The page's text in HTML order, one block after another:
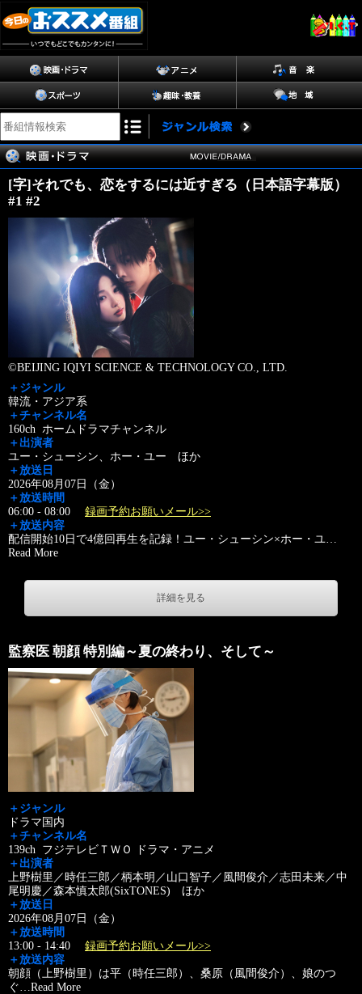
[字]それでも、恋をするには近すぎる（日本語字幕版）
#1 #2
©BEIJING IQIYI SCIENCE & TECHNOLOGY CO., LTD.
＋ジャンル
韓流・アジア系
＋チャンネル名
160ch ホームドラマチャンネル
＋出演者
ユー・シューシン、ホー・ユー ほか
＋放送日
2026年08月07日（金）
＋放送時間
06:00 - 08:00 録画予約お願いメール>>
＋放送内容
配信開始10日で4億回再生を記録！ユー・シューシン×ホー・ユ…
Read More
詳細を見る
監察医 朝顔 特別編～夏の終わり、そして～
＋ジャンル
ドラマ国内
＋チャンネル名
139ch フジテレビＴＷＯ ドラマ・アニメ
＋出演者
上野樹里／時任三郎／柄本明／山口智子／風間俊介／志田未来／中
尾明慶／森本慎太郎(SixTONES) ほか
＋放送日
2026年08月07日（金）
＋放送時間
13:00 - 14:40 録画予約お願いメール>>
＋放送内容
朝顔（上野樹里）は平（時任三郎）、桑原（風間俊介）、娘のつ
ぐ…Read More